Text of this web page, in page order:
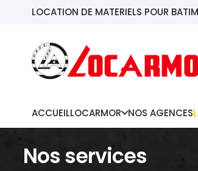
LOCATION DE MATERIELS POUR
ACCUEILLOCARMOR NOS AGENCES
Nos services